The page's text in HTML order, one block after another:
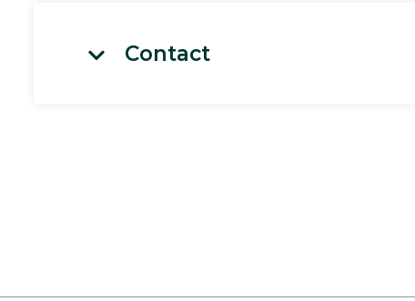
Contact